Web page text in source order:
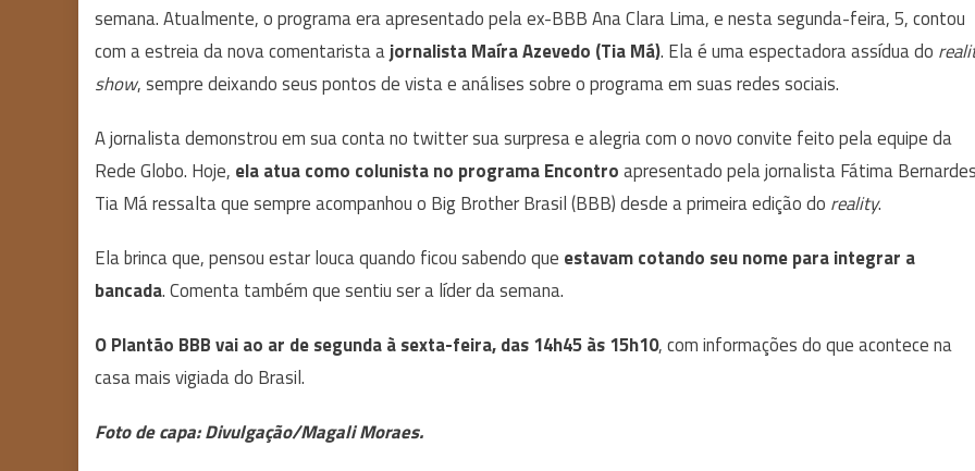
semana. Atualmente, o programa era apresentado pela ex-BBB Ana Clara Lima, e nesta segunda-feira, 5, contou
com a estreia da nova comentarista ajornalista Maíra Azevedo (Tia Má). Ela é uma espectadora assídua do
show, sempre deixando seus pontos de vista e análises sobre o programa em suas redes sociais.
A jornalista demonstrou em sua conta no twitter sua surpresa e alegria com o novo convite feito pela equipe da
Rede Globo. Hoje, ela atua como colunista no programa Encontroapresentado pela jornalista Fátima
Tia Má ressalta que sempre acompanhou o Big Brother Brasil (BBB) desde a primeira edição do reality.
Ela brinca que, pensou estar louca quando ficou sabendo que estavam cotando seu nome para integrar a
bancada. Comenta também que sentiu ser a líder da semana.
O Plantão BBB vai ao ar de segunda à sexta-feira, das 14h45 às 15h10, com informações do que acontece na
casa mais vigiada do Brasil.
Foto de capa: Divulgação/Magali Moraes.